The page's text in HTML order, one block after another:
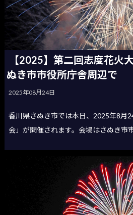
【2025】第二回志度花火
ぬき市市役所庁舎周辺で
2025年08月24日
香川県さぬき市では本日、2025年8月
会」が開催されます。会場はさぬき市